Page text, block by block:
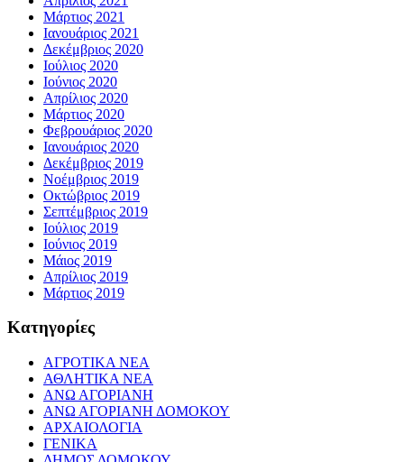
Μάρτιος 2021
Ιανουάριος 2021
Δεκέμβριος 2020
Ιούλιος 2020
Ιούνιος 2020
Απρίλιος 2020
Μάρτιος 2020
Φεβρουάριος 2020
Ιανουάριος 2020
Δεκέμβριος 2019
Νοέμβριος 2019
Οκτώβριος 2019
Σεπτέμβριος 2019
Ιούλιος 2019
Ιούνιος 2019
Μάιος 2019
Απρίλιος 2019
Μάρτιος 2019
Kατηγορίες
ΑΓΡΟΤΙΚΑ ΝΕΑ
ΑΘΛΗΤΙΚΑ ΝΕΑ
ΑΝΩ ΑΓΟΡΙΑΝΗ
ΑΝΩ ΑΓΟΡΙΑΝΗ ΔΟΜΟΚΟΥ
ΑΡΧΑΙΟΛΟΓΙΑ
ΓΕΝΙΚΑ